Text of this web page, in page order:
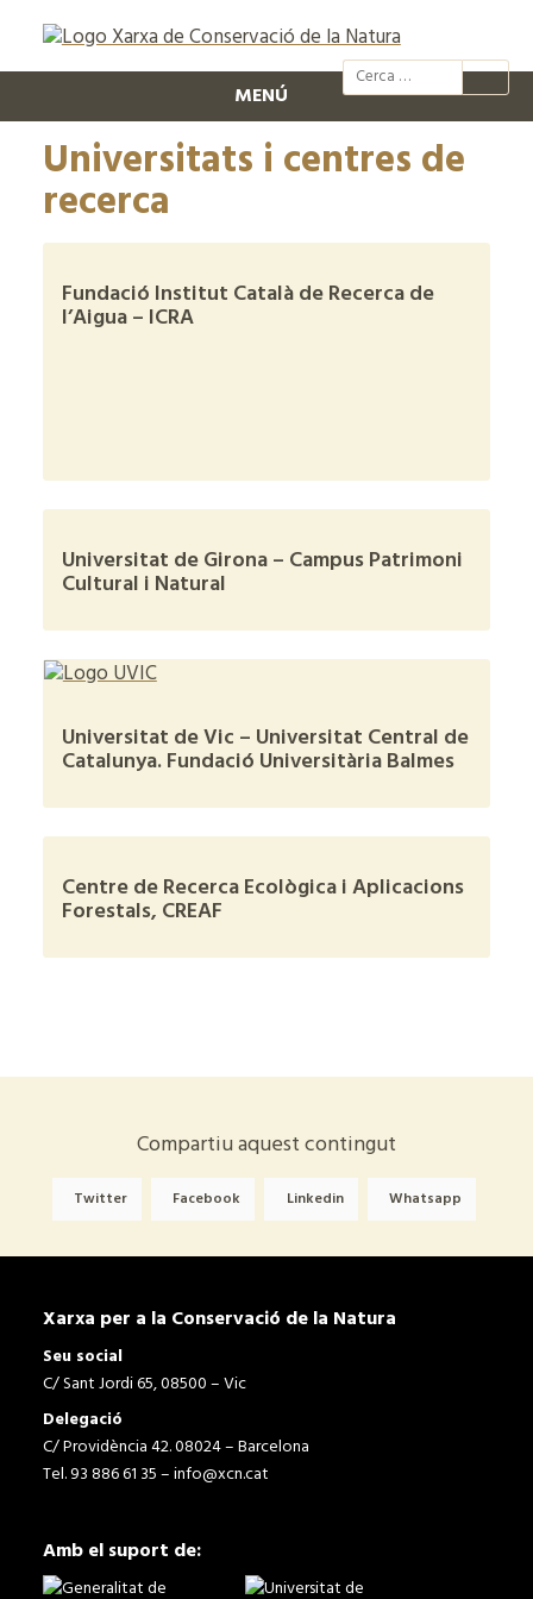
@xcn.cat
MENÚ
Universitats i centres de
recerca
Fundació Institut Català de Recerca de
l’Aigua – ICRA
Universitat de Girona – Campus Patrimoni
Cultural i Natural
Universitat de Vic – Universitat Central de
Catalunya. Fundació Universitària Balmes
Centre de Recerca Ecològica i Aplicacions
Forestals, CREAF
Compartiu aquest contingut
Twitter Facebook Linkedin Whatsapp
Xarxa per a la Conservació de la Natura
Seu social
C/ Sant Jordi 65, 08500 – Vic
Delegació
C/ Providència 42. 08024 – Barcelona
Tel. 93 886 61 35 –info@xcn.cat
Amb el suport de: